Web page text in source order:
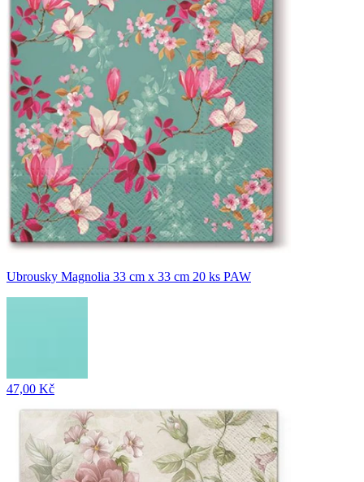
Ubrousky Magnolia 33 cm x 33 cm 20 ks PAW
47,00 Kč